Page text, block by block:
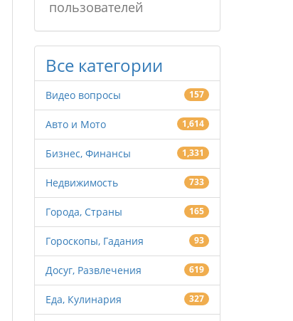
пользователей
Все категории
Видео вопросы 157
Авто и Мото 1,614
Бизнес, Финансы 1,331
Недвижимость 733
Города, Страны 165
Гороскопы, Гадания 93
Досуг, Развлечения 619
Еда, Кулинария 327